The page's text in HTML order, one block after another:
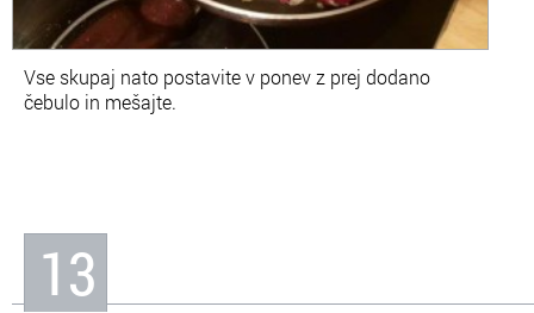
Vse skupaj nato postavite v ponev z prej dodano
čebulo in mešajte.
13